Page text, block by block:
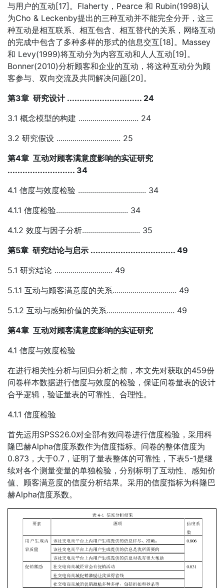
与用户的互动[17]。Flaherty，Pearce 和 Rubin(1998)认
为Cho & Leckenby提出的三种互动并不能完全分开，这三
种互动是相互联系、相互包含、相互替代的关系，网络互动
的完成中包含了多种多样的形式的信息交互[18]。Massey
和 Levy(1999)将互动分为内容互动和人人互动[19]。
Bonner(2010)分析顾客和企业的互动，将这种互动分为顾
客参与、双向交流及共同解决问题[20]。
第3章 研究设计 .............................. 24
3.1 概念模型的构建 .............................. 24
3.2 研究假设 ................................ 25
第4章 互动对顾客满意度影响的实证研究
........................... 34
4.1 信度与效度检验 .................................. 34
4.1.1 信度检验.................................... 34
4.1.2 效度与因子分析............................. 35
第5章 研究结论与启示 .................................. 49
5.1 研究结论 ............................. 49
5.1.1 互动与顾客满意度的关系................................ 49
5.1.2 互动与感知价值的关系.................................. 49
第4章 互动对顾客满意度影响的实证研究
4.1 信度与效度检验
在进行相关性分析与回归分析之前，本文先对获取的459份
问卷样本数据进行信度与效度的检验，保证问卷量表的设计
合乎逻辑，验证量表的可靠性、合理性。
4.1.1 信度检验
首先运用SPSS26.0对全部有效问卷进行信度检验，采用科
隆巴赫Alpha信度系数作为信度指标。问卷的整体信度为
0.873，大于0.7，证明了量表整体的可靠性，下表5-1是继
续对各个测量变量的单独检验，分别标明了互动性、感知价
值、顾客满意度的信度分析结果。采用的信度指标为科隆巴
赫Alpha信度系数。